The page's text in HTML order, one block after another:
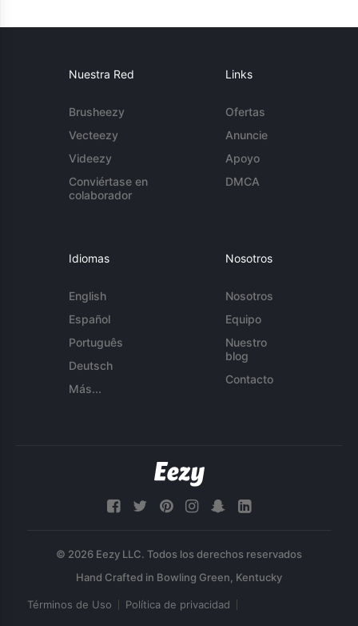
Nuestra Red
Brusheezy
Vecteezy
Videezy
Conviértase en
colaborador
Links
Ofertas
Anuncie
Apoyo
DMCA
Idiomas
English
Español
Português
Deutsch
Más...
Nosotros
Nosotros
Equipo
Nuestro
blog
Contacto
© 2026 Eezy LLC. Todos los derechos reservados
Términos de Uso Política de privacidad